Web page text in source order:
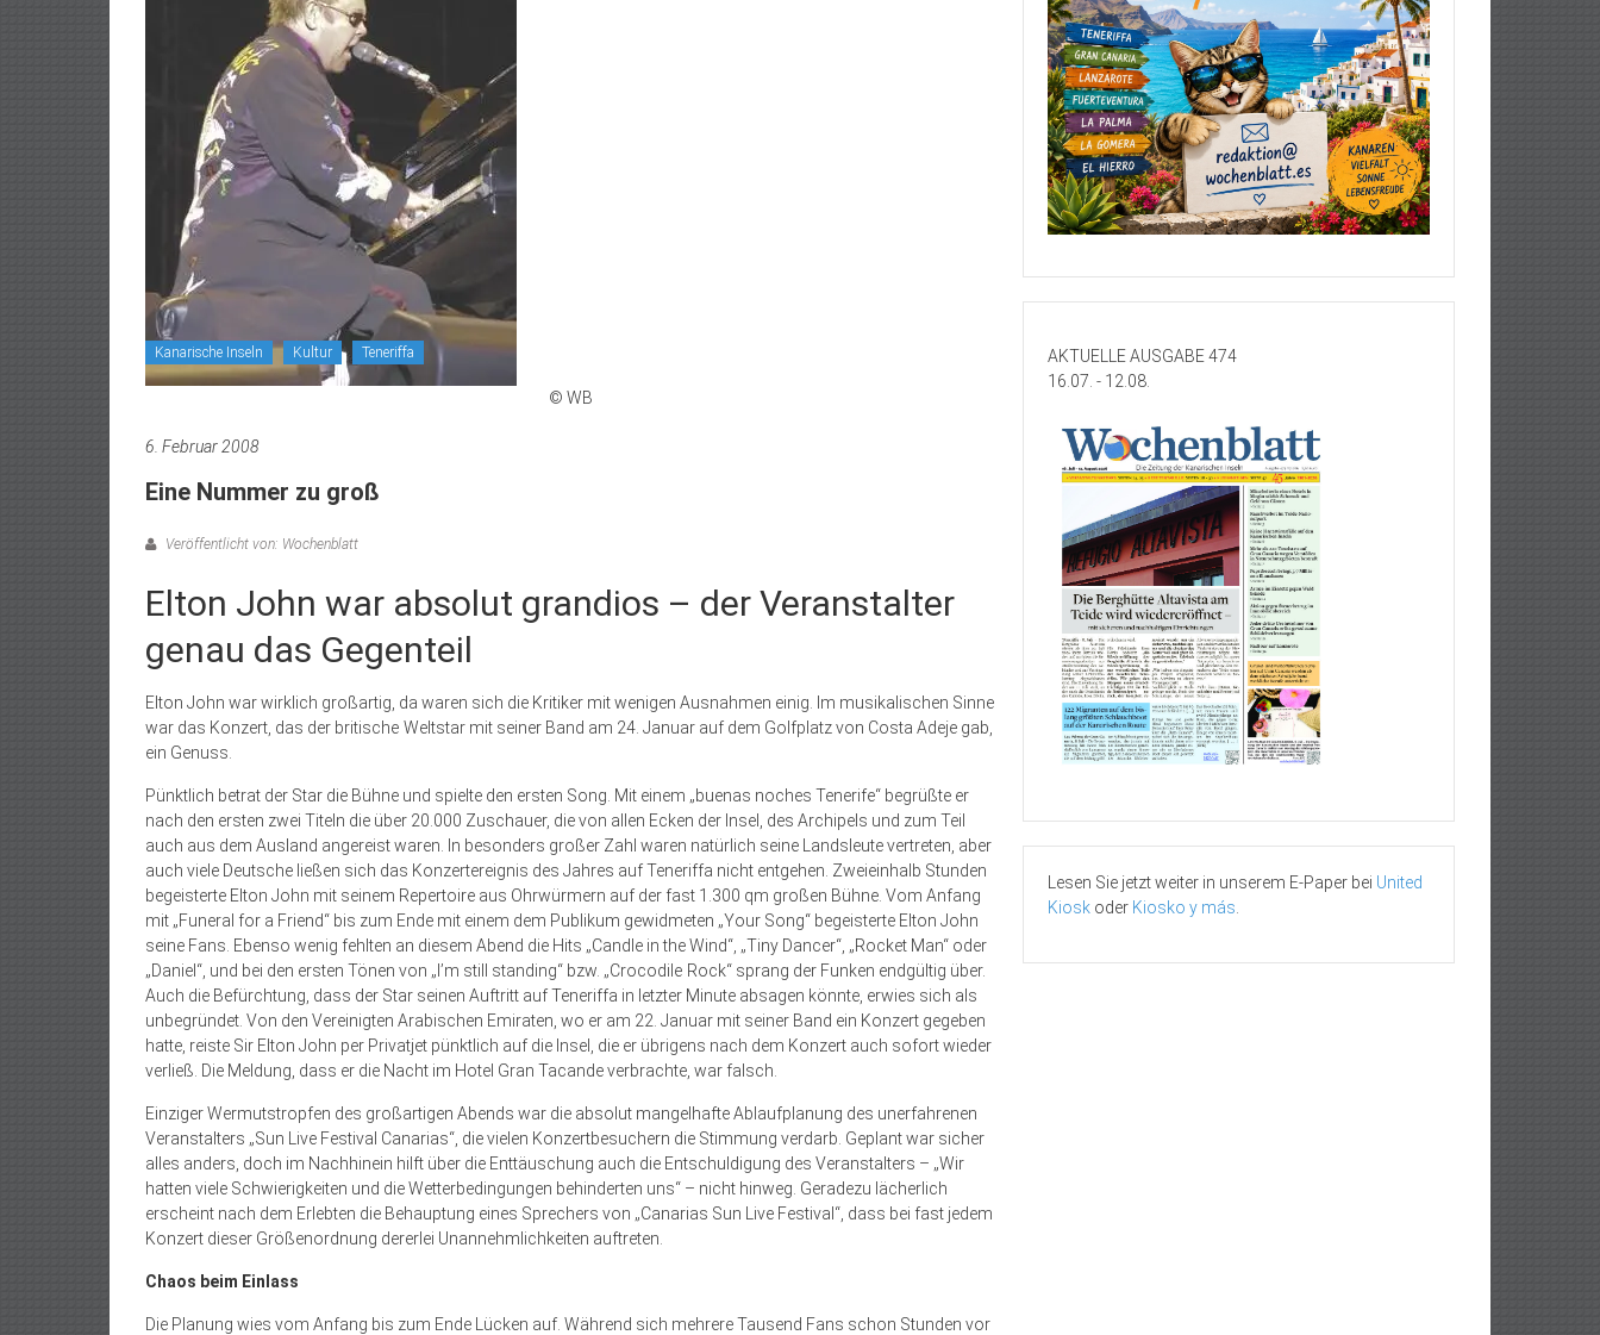
Kanarische Inseln Kultur Teneriffa
© WB
6. Februar 2008
Eine Nummer zu groß
Veröffentlicht von: Wochenblatt
Elton John war absolut grandios – der Veranstalter
genau das Gegenteil
Elton John war wirklich großartig, da waren sich die Kritiker mit wenigen Ausnahmen einig. Im musikalischen Sinne
war das Konzert, das der britische Weltstar mit seiner Band am 24. Januar auf dem Golfplatz von Costa Adeje gab,
ein Genuss.
Pünktlich betrat der Star die Bühne und spielte den ersten Song. Mit einem „buenas noches Tenerife“ begrüßte er
nach den ersten zwei Titeln die über 20.000 Zuschauer, die von allen Ecken der Insel, des Archipels und zum Teil
auch aus dem Ausland angereist waren. In besonders großer Zahl waren natürlich seine Landsleute vertreten, aber
auch viele Deutsche lie­ßen sich das Konzertereignis des Jahres auf Teneriffa nicht entgehen. Zweieinhalb Stunden
begeisterte Elton John mit seinem Repertoire aus Ohrwürmern auf der fast 1.300 qm großen Bühne. Vom Anfang
mit „Funeral for a Friend“ bis zum Ende mit einem dem Publikum gewidmeten „Your Song“ begeisterte Elton John
seine Fans. Ebenso wenig fehlten an diesem Abend die Hits „Candle in the Wind“, „Tiny Dancer“, „Rocket Man“ oder
„Daniel“, und bei den ersten Tönen von „I’m still standing“ bzw. „Crocodile Rock“ sprang der Funken endgültig über.
Auch die Befürchtung, dass der Star seinen Auftritt auf Teneriffa in letzter Minute absagen könnte, erwies sich als
unbegründet. Von den Vereinigten Arabischen Emiraten, wo er am 22. Januar mit seiner Band ein Konzert gegeben
hatte, reis­te Sir Elton John per Privatjet pünktlich auf die Insel, die er übrigens nach dem Konzert auch sofort wieder
verließ. Die Meldung, dass er die Nacht im Hotel Gran Tacande verbrachte, war falsch.
Einziger Wermutstropfen des großartigen Abends war die absolut mangelhafte Ablaufplanung des unerfahrenen
Veranstalters „Sun Live Festival Canarias“, die vielen Konzertbesuchern die Stimmung verdarb. Geplant war sicher
alles anders, doch im Nachhinein hilft über die Enttäuschung auch die Entschuldigung des Veranstalters – „Wir
hatten viele Schwierigkeiten und die Wetterbedingungen behinderten uns“ – nicht hinweg. Geradezu lächerlich
erscheint nach dem Erlebten die Behauptung eines Sprechers von „Canarias Sun Live Festival“, dass bei fast jedem
Konzert dieser Größenordnung dererlei Unannehmlichkeiten auftreten.
Chaos beim Einlass
Die Planung wies vom Anfang bis zum Ende Lücken auf. Während sich mehrere Tausend Fans schon Stunden vor
AKTUELLE AUSGABE 474
16.07. - 12.08.
Lesen Sie jetzt weiter in unserem E-Paper bei United
Kiosk oder Kiosko y más